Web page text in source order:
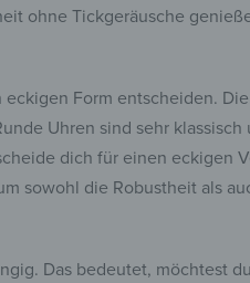
ohne Tickgeräusche
Form entscheiden.
Uhren sind sehr
dich für einen eckigen
sowohl die Robustheit als
Das bedeutet, möchtest